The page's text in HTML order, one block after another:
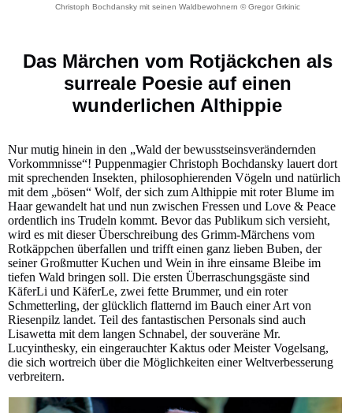
Christoph Bochdansky mit seinen Waldbewohnern © Gregor Grkinic
Das Märchen vom Rotjäckchen als
surreale Poesie auf einen
wunderlichen Althippie
Nur mutig hinein in den „Wald der bewusstseinsverändernden
Vorkommnisse“! Puppenmagier Christoph Bochdansky lauert dort
mit sprechenden Insekten, philosophierenden Vögeln und natürlich
mit dem „bösen“ Wolf, der sich zum Althippie mit roter Blume im
Haar gewandelt hat und nun zwischen Fressen und Love & Peace
ordentlich ins Trudeln kommt. Bevor das Publikum sich versieht,
wird es mit dieser Überschreibung des Grimm-Märchens vom
Rotkäppchen überfallen und trifft einen ganz lieben Buben, der
seiner Großmutter Kuchen und Wein in ihre einsame Bleibe im
tiefen Wald bringen soll. Die ersten Überraschungsgäste sind
KäferLi und KäferLe, zwei fette Brummer, und ein roter
Schmetterling, der glücklich flatternd im Bauch einer Art von
Riesenpilz landet. Teil des fantastischen Personals sind auch
Lisawetta mit dem langen Schnabel, der souveräne Mr.
Lucyinthesky, ein eingerauchter Kaktus oder Meister Vogelsang,
die sich wortreich über die Möglichkeiten einer Weltverbesserung
verbreitern.